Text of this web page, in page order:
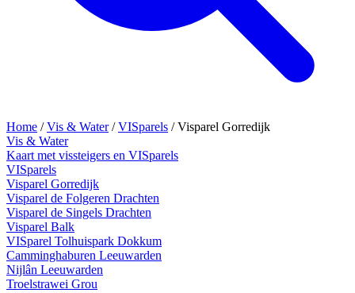
Home /Vis & Water/VISparels /Visparel Gorredijk
Vis & Water
Kaart met vissteigers en VISparels
VISparels
Visparel Gorredijk
Visparel de Folgeren Drachten
Visparel de Singels Drachten
Visparel Balk
VISparel Tolhuispark Dokkum
Camminghaburen Leeuwarden
Nijlân Leeuwarden
Troelstrawei Grou